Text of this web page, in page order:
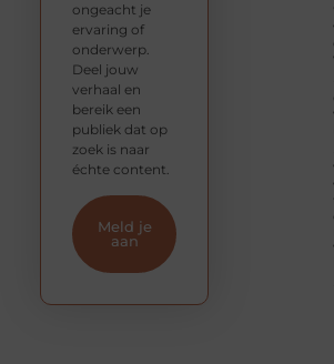
ongeacht je
ervaring of
onderwerp.
Deel jouw
verhaal en
bereik een
publiek dat op
zoek is naar
échte content.
Meld je
aan